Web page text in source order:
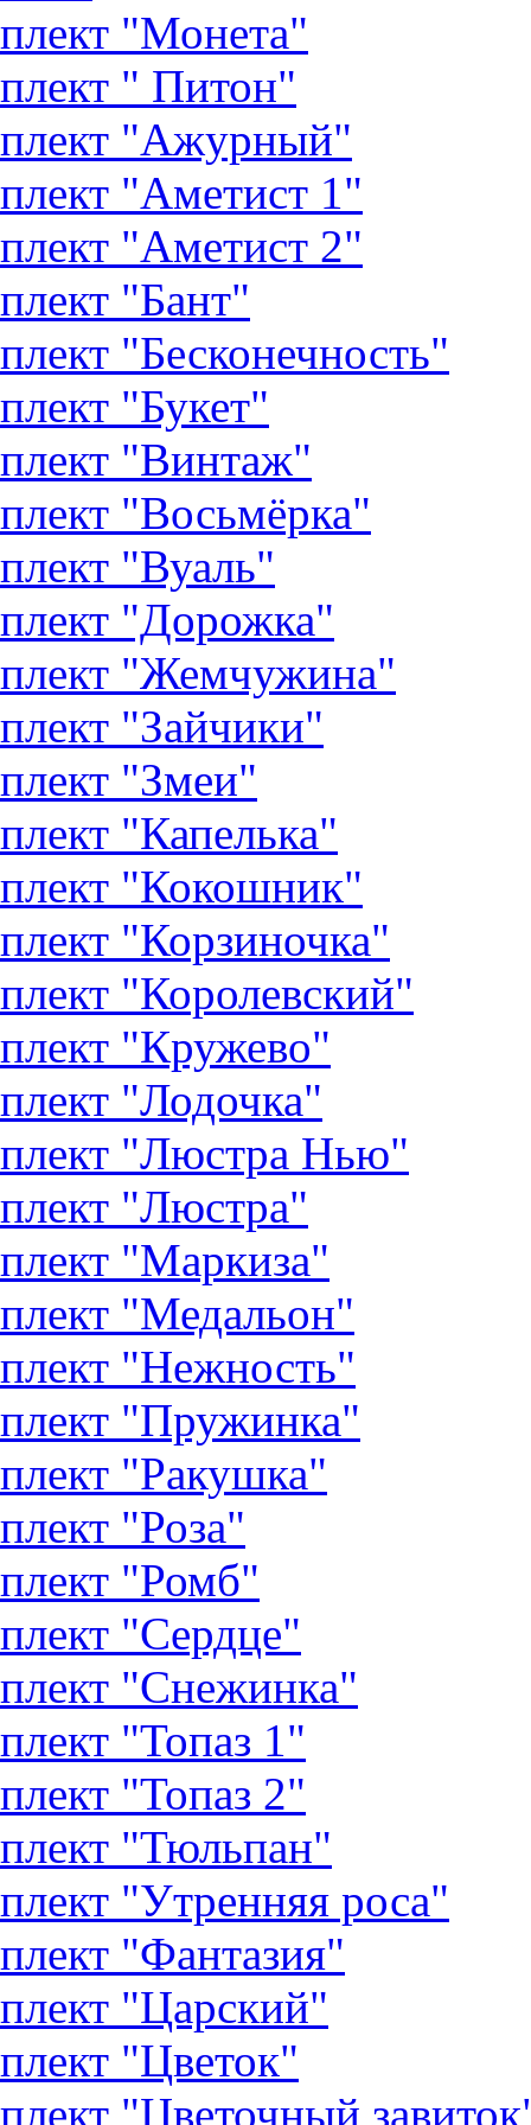
"Монета"
" Питон"
"Ажурный"
"Аметист 1"
"Аметист 2"
"Бант"
"Бесконечность"
"Букет"
"Винтаж"
"Восьмёрка"
"Вуаль"
"Дорожка"
"Жемчужина"
"Зайчики"
"Змеи"
"Капелька"
"Кокошник"
"Корзиночка"
"Королевский"
"Кружево"
"Лодочка"
"Люстра Нью"
"Люстра"
"Маркиза"
"Медальон"
"Нежность"
"Пружинка"
"Ракушка"
"Роза"
"Ромб"
"Сердце"
"Снежинка"
"Топаз 1"
"Топаз 2"
"Тюльпан"
"Утренняя роса"
"Фантазия"
"Царский"
"Цветок"
"Цветочный